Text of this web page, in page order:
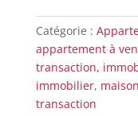
Catégorie :
appartement à
transaction,
immobilier,
transaction